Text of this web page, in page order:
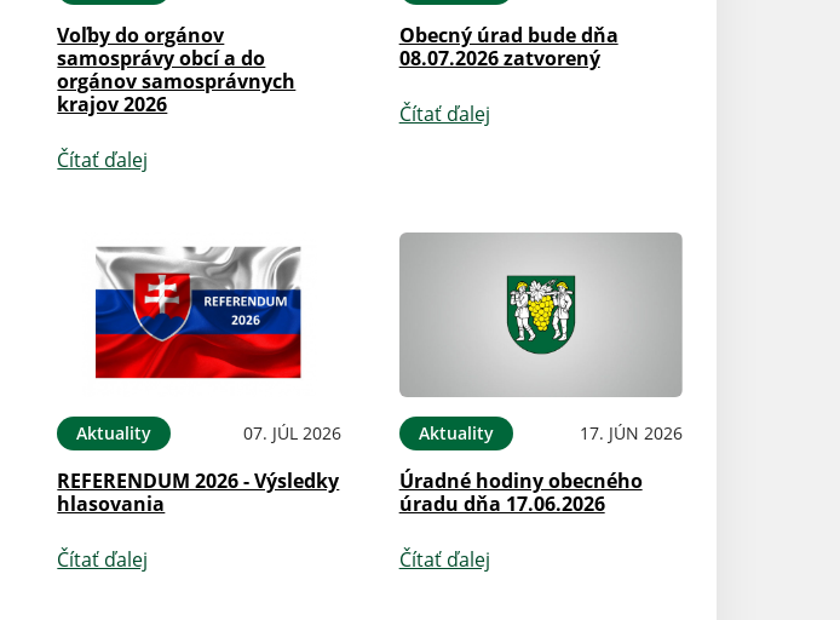
Voľby do orgánov
samosprávy obcí a do
orgánov samosprávnych
krajov 2026
Čítať ďalej
Obecný úrad bude dňa
08.07.2026 zatvorený
Čítať ďalej
Aktuality 07. JÚL 2026
REFERENDUM 2026 - Výsledky
hlasovania
Čítať ďalej
Aktuality 17. JÚN 2026
Úradné hodiny obecného
úradu dňa 17.06.2026
Čítať ďalej